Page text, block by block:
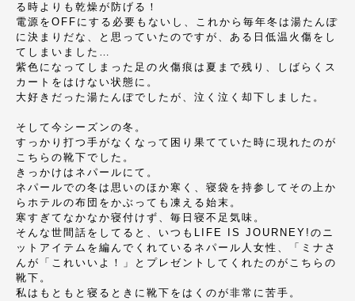
る時よりも乾燥が防げる！
電源をOFFにする必要もないし、これから毎年冬は湯たんぽ
に決まりだな、と思っていたのですが、ある日低温火傷をし
てしまいました…
紫色になってしまった足の火傷痕は夏まで残り、しばらくス
カートをはけない状態に。
大好きだった湯たんぽでしたが、泣く泣く却下しました。
そして今シーズンの冬。
すっかり打つ手がなくなって困り果てていた時に現れたのが
こちらの靴下でした。
きっかけはネパールにて。
ネパールでの冬は思いのほか寒く、寝袋を持参してその上か
らホテルの布団をかぶっても凍える始末。
寒すぎてなかなか寝付けず、毎日寝不足気味。
そんな世間話をしてると、いつもLIFE IS JOURNEY!のニ
ットアイテムを編んでくれているネパール人女性、「ミナさ
んが「これいいよ！」とプレゼントしてくれたのがこちらの
靴下。
私はもともと寝るときに靴下をはくのが非常に苦手。